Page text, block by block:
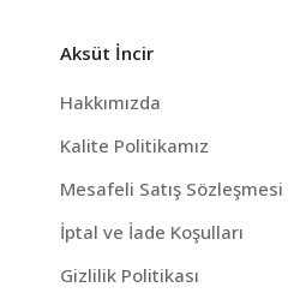
Aksüt İncir
Hakkımızda
Kalite Politikamız
Mesafeli Satış Sözleşmesi
İptal ve İade Koşulları
Gizlilik Politikası